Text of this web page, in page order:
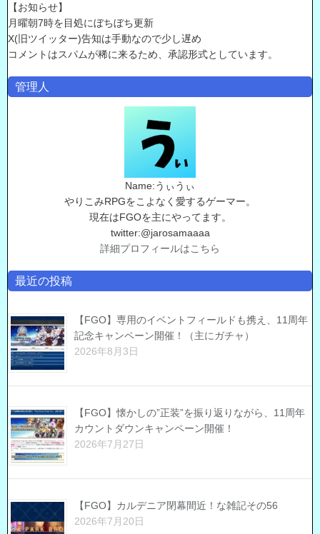
【お知らせ】
月曜朝7時を目処にぼちぼち更新
X(旧ツイッター)告知は手動なので少し遅め
コメントはスパムが稀に来るため、承認形式としています。
管理人
Name:うぃうぃ
やりこみRPGをこよなく愛するゲーマー。
現在はFGOを主にやってます。
twitter:@jarosamaaaa
詳細プロフィールはこちら
最近の投稿
【FGO】専用のイベントフィールドも携え、11周年
記念キャンペーン開催！（主にガチャ）
2026年8月3日
【FGO】懐かしの”正装”を振り返りながら、11周年
カウントダウンキャンペーン開催！
2026年7月27日
【FGO】カルデニア閉幕間近！な雑記その56
2026年7月20日